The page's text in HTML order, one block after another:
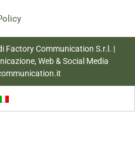
Factory Communication S.r.l. |
Web & Social Media